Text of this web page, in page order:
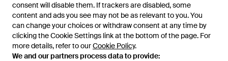
consent will disable them. If trackers are disabled, some
content and ads you see may not be as relevant to you. You
can change your choices or withdraw consent at any time by
clicking the Cookie Settings link at the bottom of the page. For
more details, refer to ourCookie Policy.
We and our partners process data to provide:
consent will disable them. If trackers are disabled, some
content and ads you see may not be as relevant to you. You
can change your choices or withdraw consent at any time by
clicking the Cookie Settings link at the bottom of the page. For
more details, refer to ourCookie Policy.
We and our partners process data to provide: